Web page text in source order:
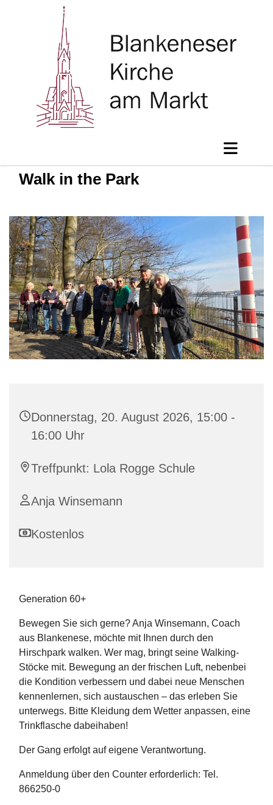
Walk in the Park
Donnerstag, 20. August 2026, 15:00 -
16:00 Uhr
Treffpunkt: Lola Rogge Schule
Anja Winsemann
Kostenlos
Generation 60+
Bewegen Sie sich gerne? Anja Winsemann, Coach
aus Blankenese, möchte mit Ihnen durch den
Hirschpark walken. Wer mag, bringt seine Walking-
Stöcke mit. Bewegung an der frischen Luft, nebenbei
die Kondition verbessern und dabei neue Menschen
kennenlernen, sich austauschen – das erleben Sie
unterwegs. Bitte Kleidung dem Wetter anpassen, eine
Trinkflasche dabeihaben!
Der Gang erfolgt auf eigene Verantwortung.
Anmeldung über den Counter erforderlich: Tel.
866250-0